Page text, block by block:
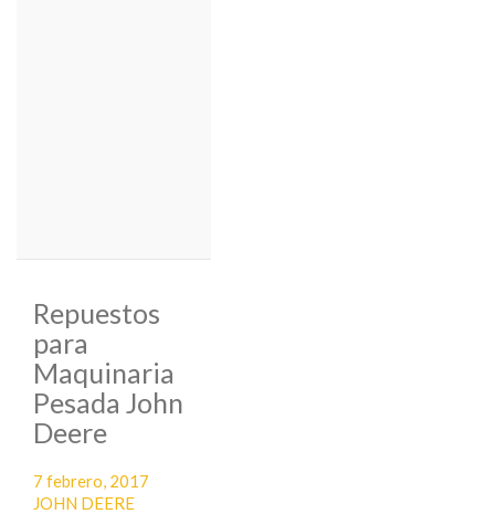
Repuestos
para
Maquinaria
Pesada John
Deere
Publicado
el
7 febrero, 2017
JOHN DEERE